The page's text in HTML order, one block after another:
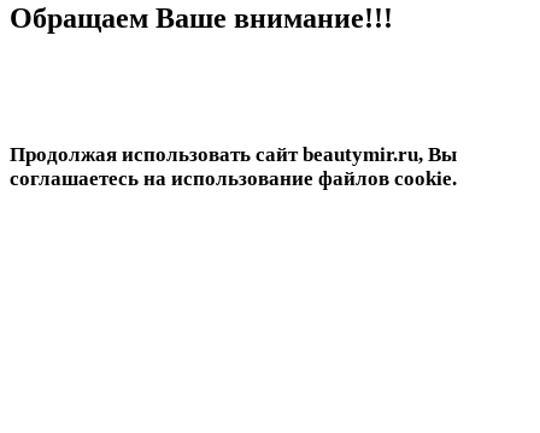
Обращаем Ваше внимание!!!
Продолжая использовать сайт beautymir.ru, Вы
соглашаетесь на использование файлов cookie.